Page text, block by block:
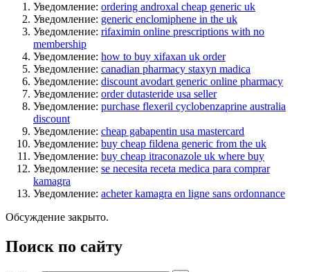
Уведомление: ordering androxal cheap generic uk
Уведомление: generic enclomiphene in the uk
Уведомление: rifaximin online prescriptions with no
membership
Уведомление: how to buy xifaxan uk order
Уведомление: canadian pharmacy staxyn madica
Уведомление: discount avodart generic online pharmacy
Уведомление: order dutasteride usa seller
Уведомление: purchase flexeril cyclobenzaprine australia
discount
Уведомление: cheap gabapentin usa mastercard
Уведомление: buy cheap fildena generic from the uk
Уведомление: buy cheap itraconazole uk where buy
Уведомление: se necesita receta medica para comprar
kamagra
Уведомление: acheter kamagra en ligne sans ordonnance
Обсуждение закрыто.
Поиск по сайту